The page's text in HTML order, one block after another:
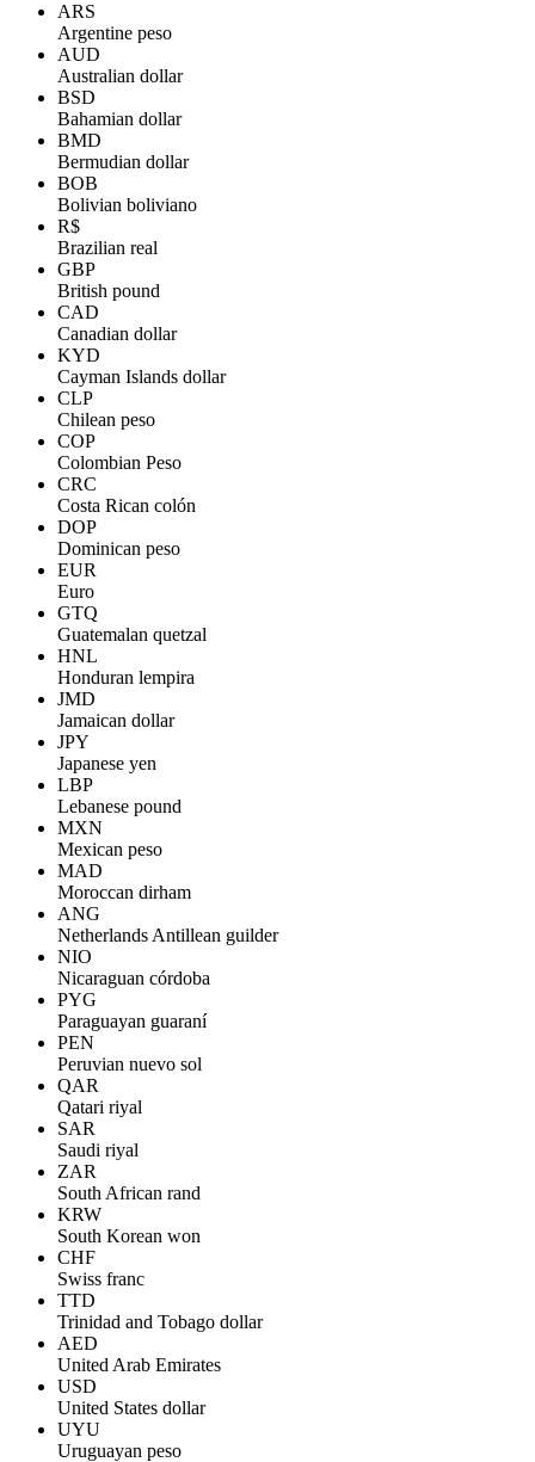
ARS
Argentine peso
AUD
Australian dollar
BSD
Bahamian dollar
BMD
Bermudian dollar
BOB
Bolivian boliviano
R$
Brazilian real
GBP
British pound
CAD
Canadian dollar
KYD
Cayman Islands dollar
CLP
Chilean peso
COP
Colombian Peso
CRC
Costa Rican colón
DOP
Dominican peso
EUR
Euro
GTQ
Guatemalan quetzal
HNL
Honduran lempira
JMD
Jamaican dollar
JPY
Japanese yen
LBP
Lebanese pound
MXN
Mexican peso
MAD
Moroccan dirham
ANG
Netherlands Antillean guilder
NIO
Nicaraguan córdoba
PYG
Paraguayan guaraní
PEN
Peruvian nuevo sol
QAR
Qatari riyal
SAR
Saudi riyal
ZAR
South African rand
KRW
South Korean won
CHF
Swiss franc
TTD
Trinidad and Tobago dollar
AED
United Arab Emirates
USD
United States dollar
UYU
Uruguayan peso